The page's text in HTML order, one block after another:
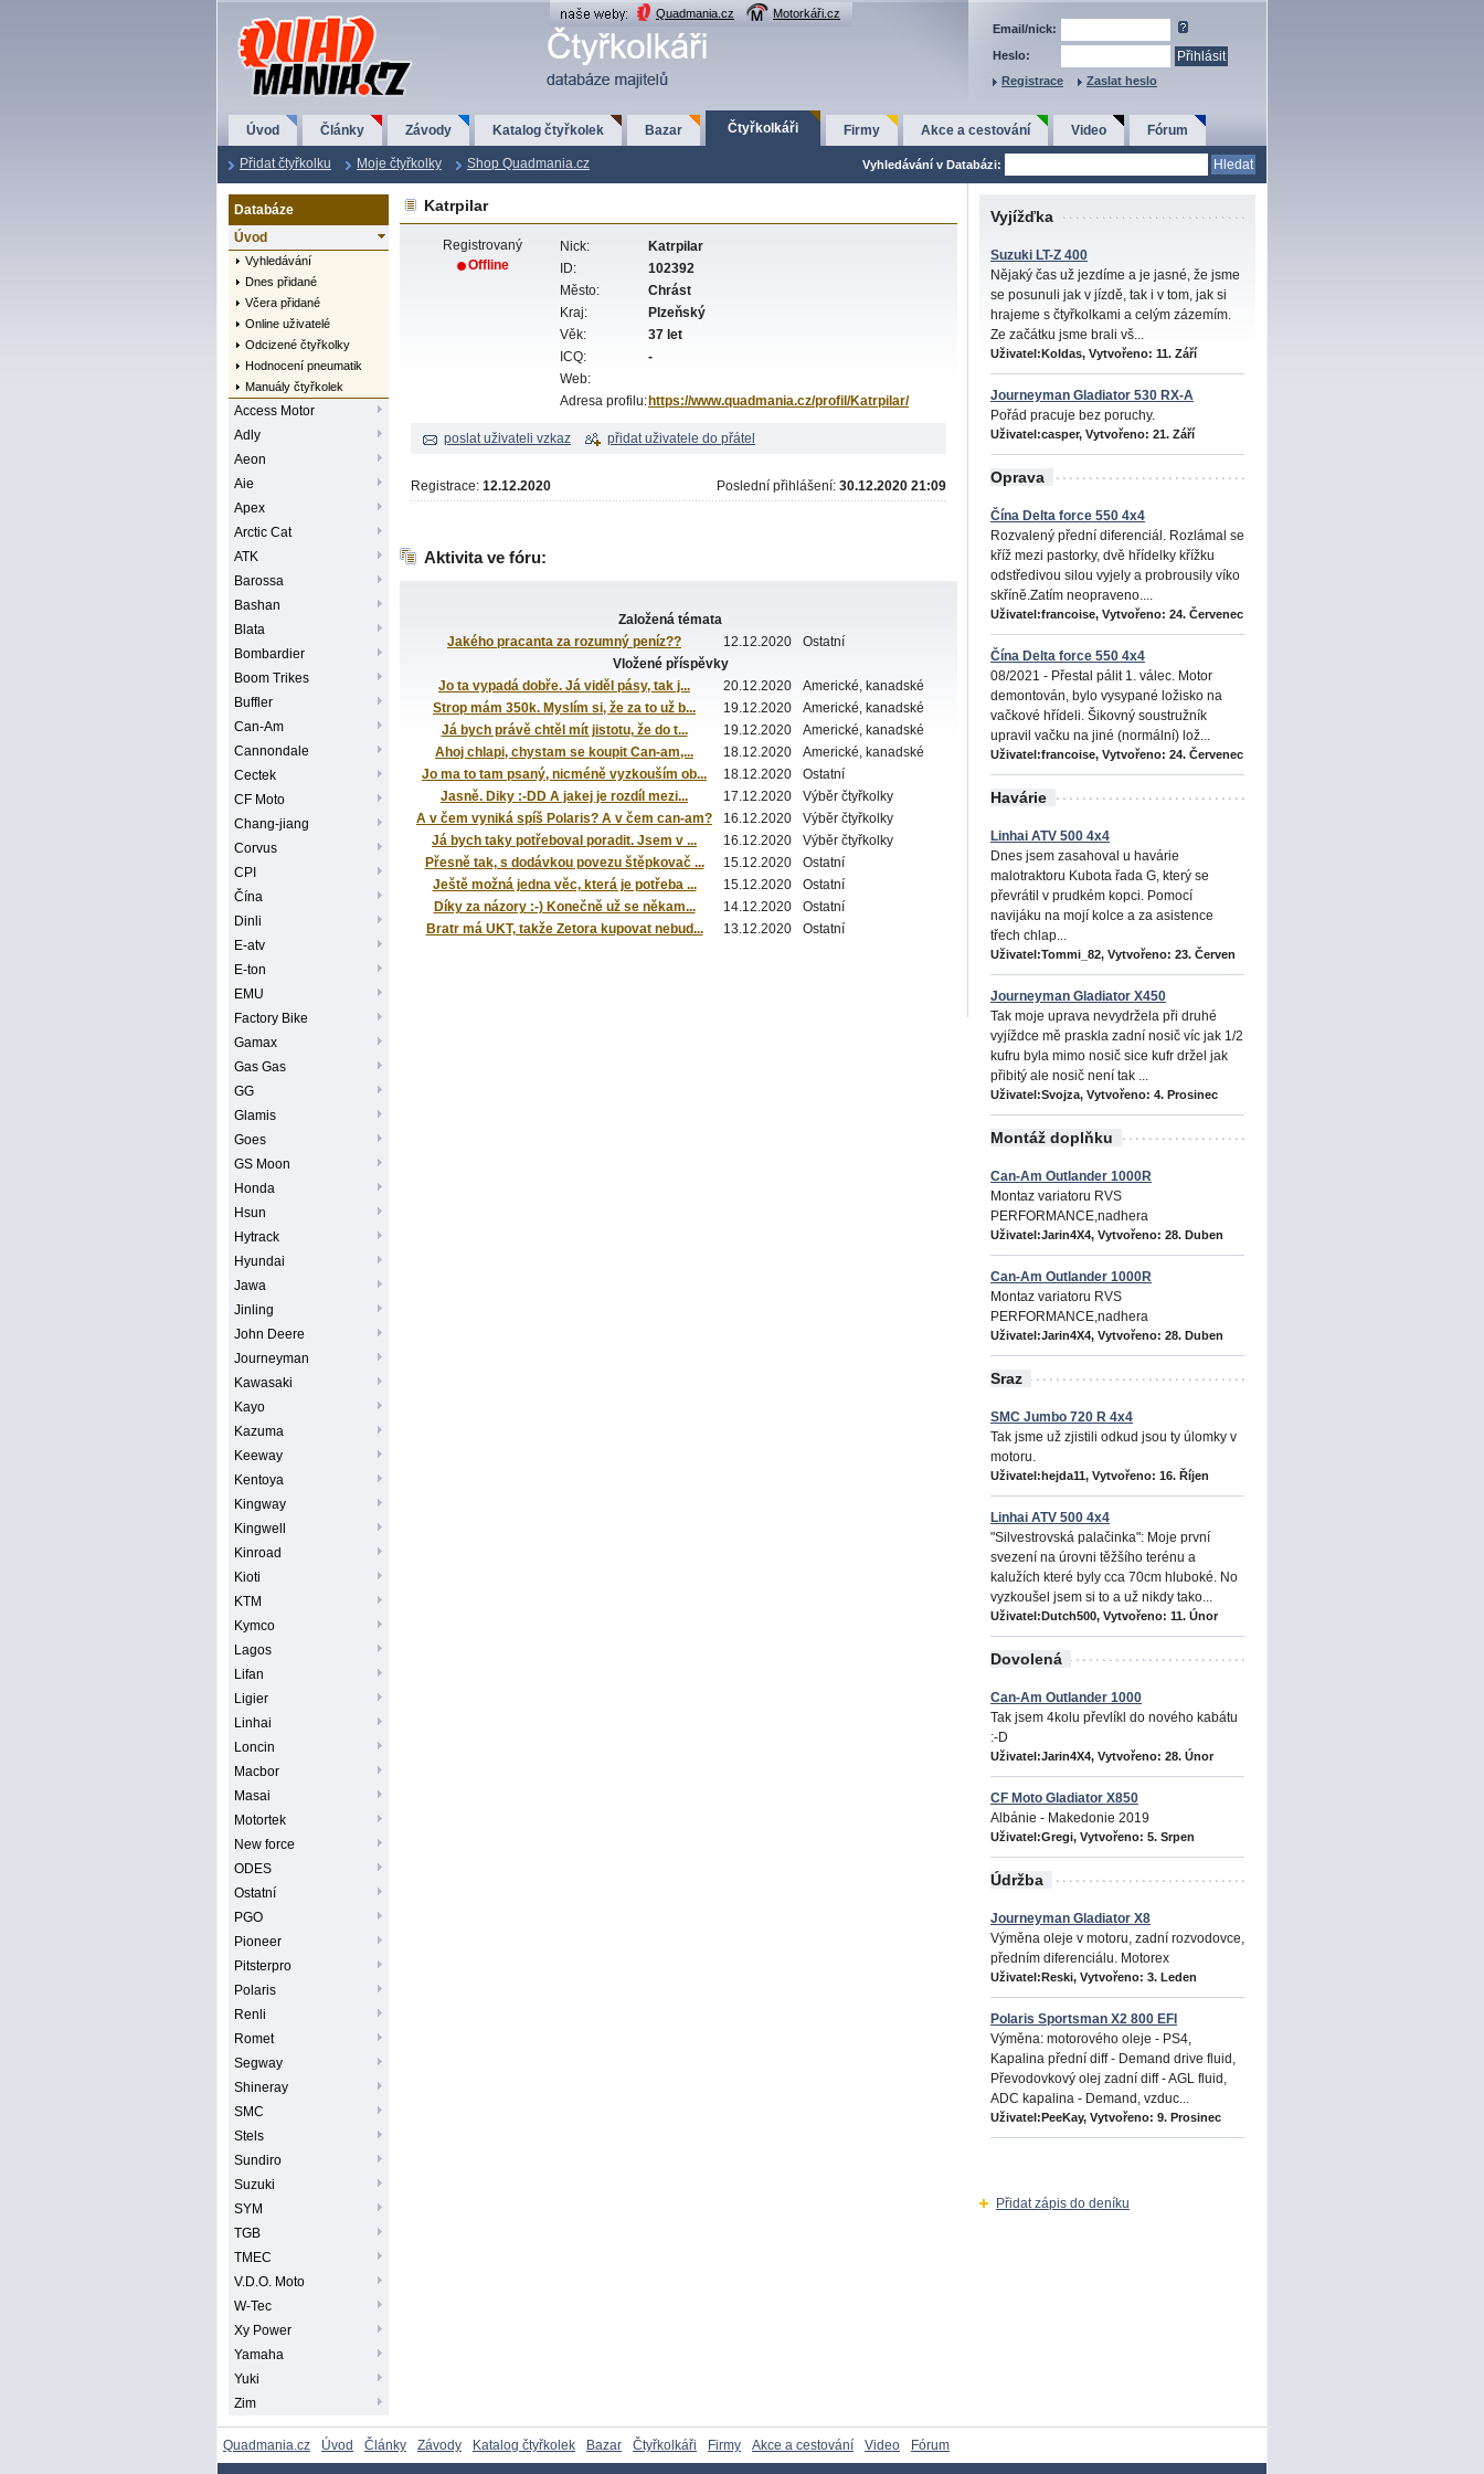
QuadMania.cz Quadmania.cz
Motorkáři.cz
Email/nick:
Heslo:
Registrace
Zaslat heslo
Úvod Články Závody Katalog čtyřkolek Bazar Čtyřkolkáři Firmy Akce a cestování Video Fórum
Přidat čtyřkolku Moje čtyřkolky Shop Quadmania.cz Vyhledávání v Databázi:
Databáze
Úvod
Vyhledávání
Dnes přidané
Včera přidané
Online uživatelé
Odcizené čtyřkolky
Hodnocení pneumatik
Manuály čtyřkolek
Access Motor
Adly
Aeon
Aie
Apex
Arctic Cat
ATK
Barossa
Bashan
Blata
Bombardier
Boom Trikes
Buffler
Can-Am
Cannondale
Cectek
CF Moto
Chang-jiang
Corvus
CPI
Čína
Dinli
E-atv
E-ton
EMU
Factory Bike
Gamax
Gas Gas
GG
Glamis
Goes
GS Moon
Honda
Hsun
Hytrack
Hyundai
Jawa
Jinling
John Deere
Journeyman
Kawasaki
Kayo
Kazuma
Keeway
Kentoya
Kingway
Kingwell
Kinroad
Kioti
KTM
Kymco
Lagos
Lifan
Ligier
Linhai
Loncin
Macbor
Masai
Motortek
New force
ODES
Ostatní
PGO
Pioneer
Pitsterpro
Polaris
Renli
Romet
Segway
Shineray
SMC
Stels
Sundiro
Suzuki
SYM
TGB
TMEC
V.D.O. Moto
W-Tec
Xy Power
Yamaha
Yuki
Zim
Katrpilar
Registrovaný
Offline
Nick:
Katrpilar
ID:
102392
Město:
Chrást
Kraj:
Plzeňský
Věk:
37 let
ICQ:
-
Web:
Adresa profilu: https://www.quadmania.cz/profil/Katrpilar/
poslat uživateli vzkaz přidat uživatele do přátel
Poslední přihlášení: 30.12.2020 21:09
Registrace: 12.12.2020
Aktivita ve fóru:
Založená témata
Jakého pracanta za rozumný peníz??
12.12.2020
Ostatní
Vložené příspěvky
Jo ta vypadá dobře. Já viděl pásy, tak j...
20.12.2020
Americké, kanadské
Strop mám 350k. Myslím si, že za to už b...
19.12.2020
Americké, kanadské
Já bych právě chtěl mít jistotu, že do t...
19.12.2020
Americké, kanadské
Ahoj chlapi, chystam se koupit Can-am,...
18.12.2020
Americké, kanadské
Jo ma to tam psaný, nicméně vyzkouším ob...
18.12.2020
Ostatní
Jasně. Diky :-DD A jakej je rozdíl mezi...
17.12.2020
Výběr čtyřkolky
A v čem vyniká spíš Polaris? A v čem can-am?
16.12.2020
Výběr čtyřkolky
Já bych taky potřeboval poradit. Jsem v ...
16.12.2020
Výběr čtyřkolky
Přesně tak, s dodávkou povezu štěpkovač ...
15.12.2020
Ostatní
Ještě možná jedna věc, která je potřeba ...
15.12.2020
Ostatní
Díky za názory :-) Konečně už se někam...
14.12.2020
Ostatní
Bratr má UKT, takže Zetora kupovat nebud...
13.12.2020 Ostatní
Vyjížďka
Suzuki LT-Z 400
Nějaký čas už jezdíme a je jasné, že jsme
se posunuli jak v jízdě, tak i v tom, jak si
hrajeme s čtyřkolkami a celým zázemím.
Ze začátku jsme brali vš...
Uživatel:Koldas, Vytvořeno: 11. Září
Journeyman Gladiator 530 RX-A
Pořád pracuje bez poruchy.
Uživatel:casper, Vytvořeno: 21. Září
Oprava
Čína Delta force 550 4x4
Rozvalený přední diferenciál. Rozlámal se
kříž mezi pastorky, dvě hřídelky křížku
odstředivou silou vyjely a probrousily víko
skříně.Zatím neopraveno....
Uživatel:francoise, Vytvořeno: 24. Červenec
Čína Delta force 550 4x4
08/2021 - Přestal pálit 1. válec. Motor
demontován, bylo vysypané ložisko na
vačkové hřídeli. Šikovný soustružník
upravil vačku na jiné (normální) lož...
Uživatel:francoise, Vytvořeno: 24. Červenec
Havárie
Linhai ATV 500 4x4
Dnes jsem zasahoval u havárie
malotraktoru Kubota řada G, který se
převrátil v prudkém kopci. Pomocí
navijáku na mojí kolce a za asistence
třech chlap...
Uživatel:Tommi_82, Vytvořeno: 23. Červen
Journeyman Gladiator X450
Tak moje uprava nevydržela při druhé
vyjíždce mě praskla zadní nosič víc jak 1/2
kufru byla mimo nosič sice kufr držel jak
přibitý ale nosič není tak ...
Uživatel:Svojza, Vytvořeno: 4. Prosinec
Montáž doplňku
Can-Am Outlander 1000R
Montaz variatoru RVS
PERFORMANCE,nadhera
Uživatel:Jarin4X4, Vytvořeno: 28. Duben
Can-Am Outlander 1000R
Montaz variatoru RVS
PERFORMANCE,nadhera
Uživatel:Jarin4X4, Vytvořeno: 28. Duben
Sraz
SMC Jumbo 720 R 4x4
Tak jsme už zjistili odkud jsou ty úlomky v
motoru.
Uživatel:hejda11, Vytvořeno: 16. Říjen
Linhai ATV 500 4x4
"Silvestrovská palačinka": Moje první
svezení na úrovni těžšího terénu a
kalužích které byly cca 70cm hluboké. No
vyzkoušel jsem si to a už nikdy tako...
Uživatel:Dutch500, Vytvořeno: 11. Únor
Dovolená
Can-Am Outlander 1000
Tak jsem 4kolu převlíkl do nového kabátu
:-D
Uživatel:Jarin4X4, Vytvořeno: 28. Únor
CF Moto Gladiator X850
Albánie - Makedonie 2019
Uživatel:Gregi, Vytvořeno: 5. Srpen
Údržba
Journeyman Gladiator X8
Výměna oleje v motoru, zadní rozvodovce,
předním diferenciálu. Motorex
Uživatel:Reski, Vytvořeno: 3. Leden
Polaris Sportsman X2 800 EFI
Výměna: motorového oleje - PS4,
Kapalina přední diff - Demand drive fluid,
Převodovkový olej zadní diff - AGL fluid,
ADC kapalina - Demand, vzduc...
Uživatel:PeeKay, Vytvořeno: 9. Prosinec
Přidat zápis do deníku
Quadmania.cz Úvod Články Závody Katalog čtyřkolek Bazar Čtyřkolkáři Firmy Akce a cestování Video Fórum